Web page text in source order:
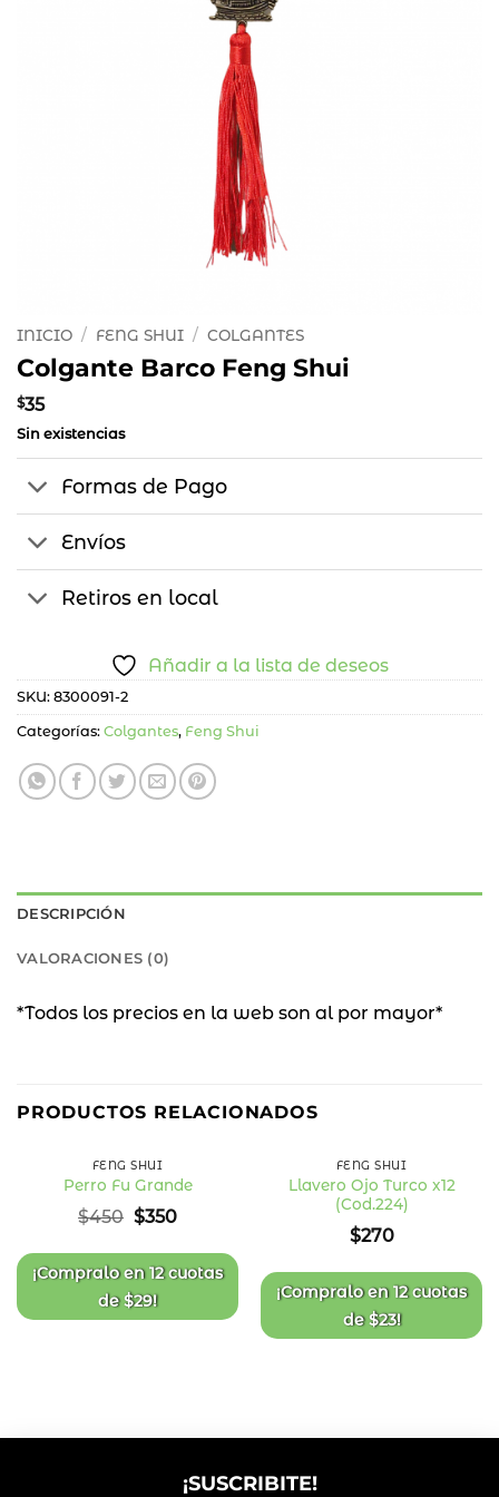
INICIO / FENG SHUI / COLGANTES
Colgante Barco Feng Shui
$35
Sin existencias
Formas de Pago
Envíos
Retiros en local
Añadir a la lista de deseos
SKU: 8300091-2
Categorías: Colgantes, Feng Shui
DESCRIPCIÓN
VALORACIONES (0)
*Todos los precios en la web son al por mayor*
PRODUCTOS RELACIONADOS
OFF
de
deseos
FENG SHUI
Perro Fu Grande
$450 El
original
era:
$450.
$350El
actual
es:
¡Compralo en12 cuotas
de$29!
FENG SHUI
Llavero Ojo Turco x12
(Cod.224)
$270
¡Compralo en12 cuotas
de$23!
¡SUSCRIBITE!